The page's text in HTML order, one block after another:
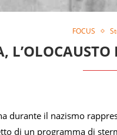
FOCUS
durante il nazismo
di un programma di